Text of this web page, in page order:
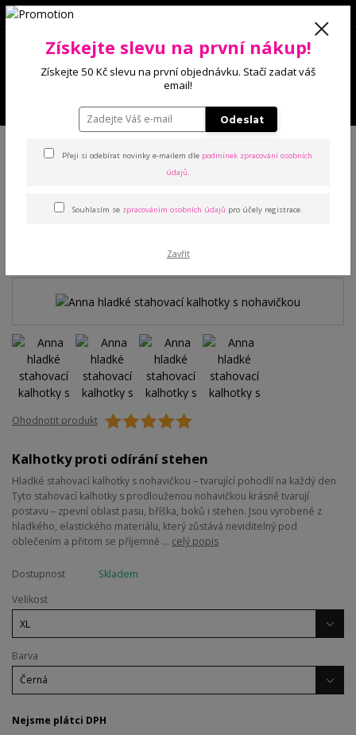
0 Kč
nohavičkou
Anna hladké stahovací
Ohodnotit produkt
Kalhotky proti odírání stehen
Hladké stahovací kalhotky s nohavičkou – tvarující pohodlí na každý den
Tyto stahovací kalhotky s prodlouženou nohavičkou krásně tvarují
postavu – zpevní oblast pasu, bříška, boků i stehen. Jsou vyrobené z
hladkého, elastického materiálu, který zůstává neviditelný pod
oblečením a přitom se příjemně ... celý popis
Dostupnost
Skladem
Velikost
Barva
Nejsme plátci DPH
Získejte slevu na první nákup!
Získejte 50 Kč slevu na první objednávku. Stačí zadat váš
email!
Odeslat
Přeji si odebírat novinky e-mailem dle podmínek zpracování osobních
údajů.
Souhlasím se zpracováním osobních údajů pro účely registrace.
Zavřít